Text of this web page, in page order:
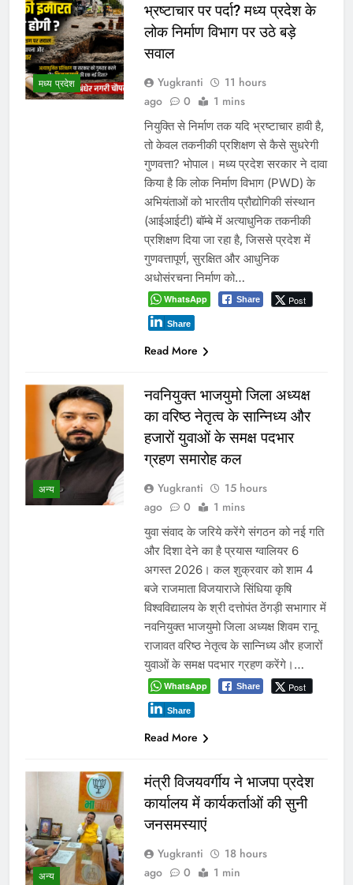
मध्य प्रदेश
भ्रष्टाचार पर पर्दा? मध्य प्रदेश के
लोक निर्माण विभाग पर उठे बड़े
सवाल
Yugkranti
11 hours
ago
0 1 mins
नियुक्ति से निर्माण तक यदि भ्रष्टाचार हावी है,
तो केवल तकनीकी प्रशिक्षण से कैसे सुधरेगी
गुणवत्ता? भोपाल। मध्य प्रदेश सरकार ने दावा
किया है कि लोक निर्माण विभाग (PWD) के
अभियंताओं को भारतीय प्रौद्योगिकी संस्थान
(आईआईटी) बॉम्बे में अत्याधुनिक तकनीकी
प्रशिक्षण दिया जा रहा है, जिससे प्रदेश में
गुणवत्तापूर्ण, सुरक्षित और आधुनिक
अधोसंरचना निर्माण को…
WhatsApp Share Post
Share
Read More
अन्य
नवनियुक्त भाजयुमो जिला अध्यक्ष
का वरिष्ठ नेतृत्व के सान्निध्य और
हजारों युवाओं के समक्ष पदभार
ग्रहण समारोह कल
Yugkranti
15 hours
ago
0 1 mins
युवा संवाद के जरिये करेंगे संगठन को नई गति
और दिशा देने का है प्रयास ग्वालियर 6
अगस्त 2026। कल शुक्रवार को शाम 4
बजे राजमाता विजयाराजे सिंधिया कृषि
विश्वविद्यालय के श्री दत्तोपंत ठेंगड़ी सभागार में
नवनियुक्त भाजयुमो जिला अध्यक्ष शिवम रानू
राजावत वरिष्ठ नेतृत्व के सान्निध्य और हजारों
युवाओं के समक्ष पदभार ग्रहण करेंगे।…
WhatsApp Share Post
Share
Read More
अन्य
मंत्री विजयवर्गीय ने भाजपा प्रदेश
कार्यालय में कार्यकर्ताओं की सुनी
जनसमस्याएं
Yugkranti
18 hours
ago
0 1 min